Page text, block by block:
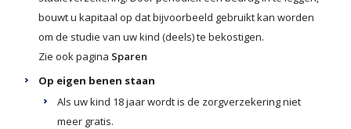
bouwt u kapitaal op dat bijvoorbeeld gebruikt kan worden
om de studie van uw kind (deels) te bekostigen.
Zie ook pagina Sparen
Op eigen benen staan
Als uw kind 18 jaar wordt is de zorgverzekering niet
meer gratis.